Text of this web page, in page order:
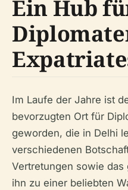
Ein Hub
Im Laufe der Jahre ist
bevorzugten Ort für
geworden, die in Delhi
verschiedenen
Vertretungen sowie
ihn zu einer beliebten